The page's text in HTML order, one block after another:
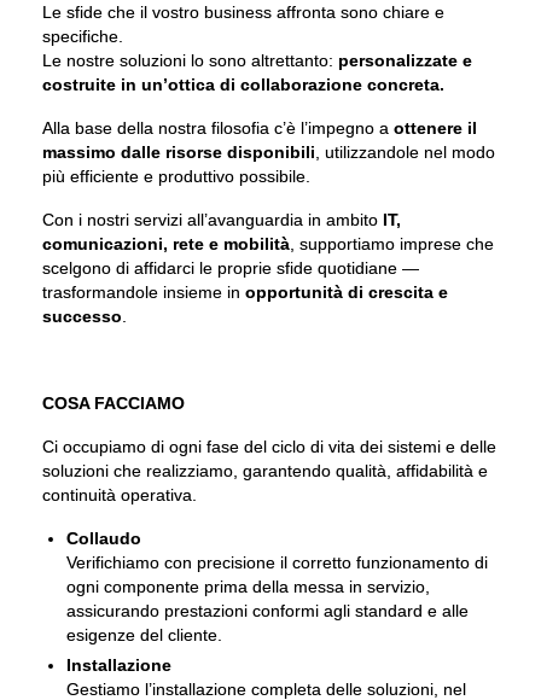
CONTATTI
Le sfide che il vostro business affronta sono chiare e
specifiche.
Le nostre soluzioni lo sono altrettanto: personalizzate e
costruite in un’ottica di collaborazione concreta.
Alla base della nostra filosofia c’è l’impegno a ottenere il
massimo dalle risorse disponibili , utilizzandole nel modo
più efficiente e produttivo possibile.
Con i nostri servizi all’avanguardia in ambito IT,
comunicazioni, rete e mobilità , supportiamo imprese che
scelgono di affidarci le proprie sfide quotidiane —
trasformandole insieme in opportunità di crescita e
successo
COSA FACCIAMO
Ci occupiamo di ogni fase del ciclo di vita dei sistemi e delle
soluzioni che realizziamo, garantendo qualità, affidabilità e
continuità operativa.
Collaudo
Verifichiamo con precisione il corretto funzionamento di
ogni componente prima della messa in servizio,
assicurando prestazioni conformi agli standard e alle
esigenze del cliente.
Installazione
Gestiamo l’installazione completa delle soluzioni, nel